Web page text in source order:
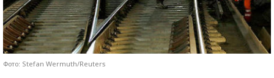
Фото: Stefan Wermuth/Reuters